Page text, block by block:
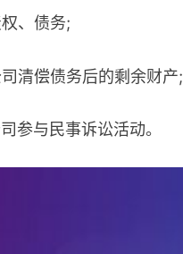
、债务;
清偿债务后的剩余财产;
参与民事诉讼活动。